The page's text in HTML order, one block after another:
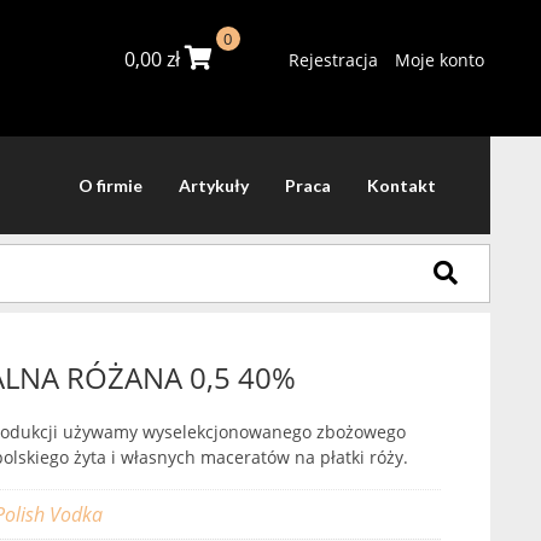
0,00zł
0
Rejestracja Moje konto
O firmie Artykuły Praca Kontakt
RÓŻANA 0,5 40%
używamy wyselekcjonowanego zbożowego
żyta i własnych maceratów na płatki róży.
Vodka